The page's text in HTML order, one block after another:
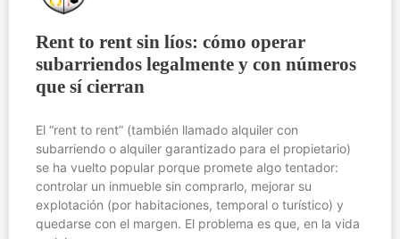
Rent to rent sin líos: cómo operar
subarriendos legalmente y con números
que sí cierran
El “rent to rent” (también llamado alquiler con
subarriendo o alquiler garantizado para el propietario)
se ha vuelto popular porque promete algo tentador:
controlar un inmueble sin comprarlo, mejorar su
explotación (por habitaciones, temporal o turístico) y
quedarse con el margen. El problema es que, en la vida